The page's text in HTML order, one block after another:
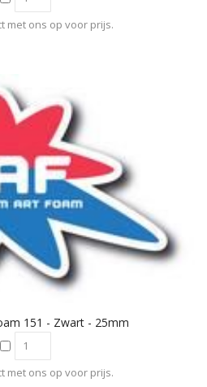
met ons op voor prijs.
151 - Zwart - 25mm
met ons op voor prijs.